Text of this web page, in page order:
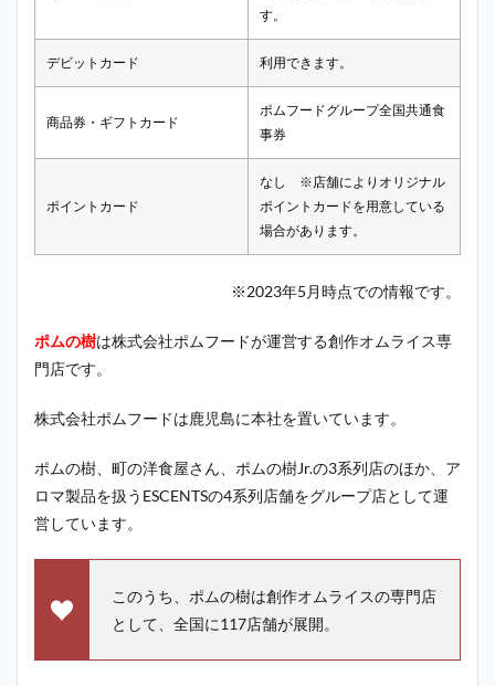
す。
デビットカード 利用できます。
商品券・ギフトカード
ポムフードグループ全国共通食
事券
ポイントカード
なし ※店舗によりオリジナル
ポイントカードを用意している
場合があります。
※2023年5月時点での情報です。
ポムの樹は株式会社ポムフードが運営する創作オムライス専
門店です。
株式会社ポムフードは鹿児島に本社を置いています。
ポムの樹、町の洋食屋さん、ポムの樹Jr.の3系列店のほか、ア
ロマ製品を扱うESCENTSの4系列店舗をグループ店として運
営しています。
このうち、ポムの樹は創作オムライスの専門店
として、全国に117店舗が展開。